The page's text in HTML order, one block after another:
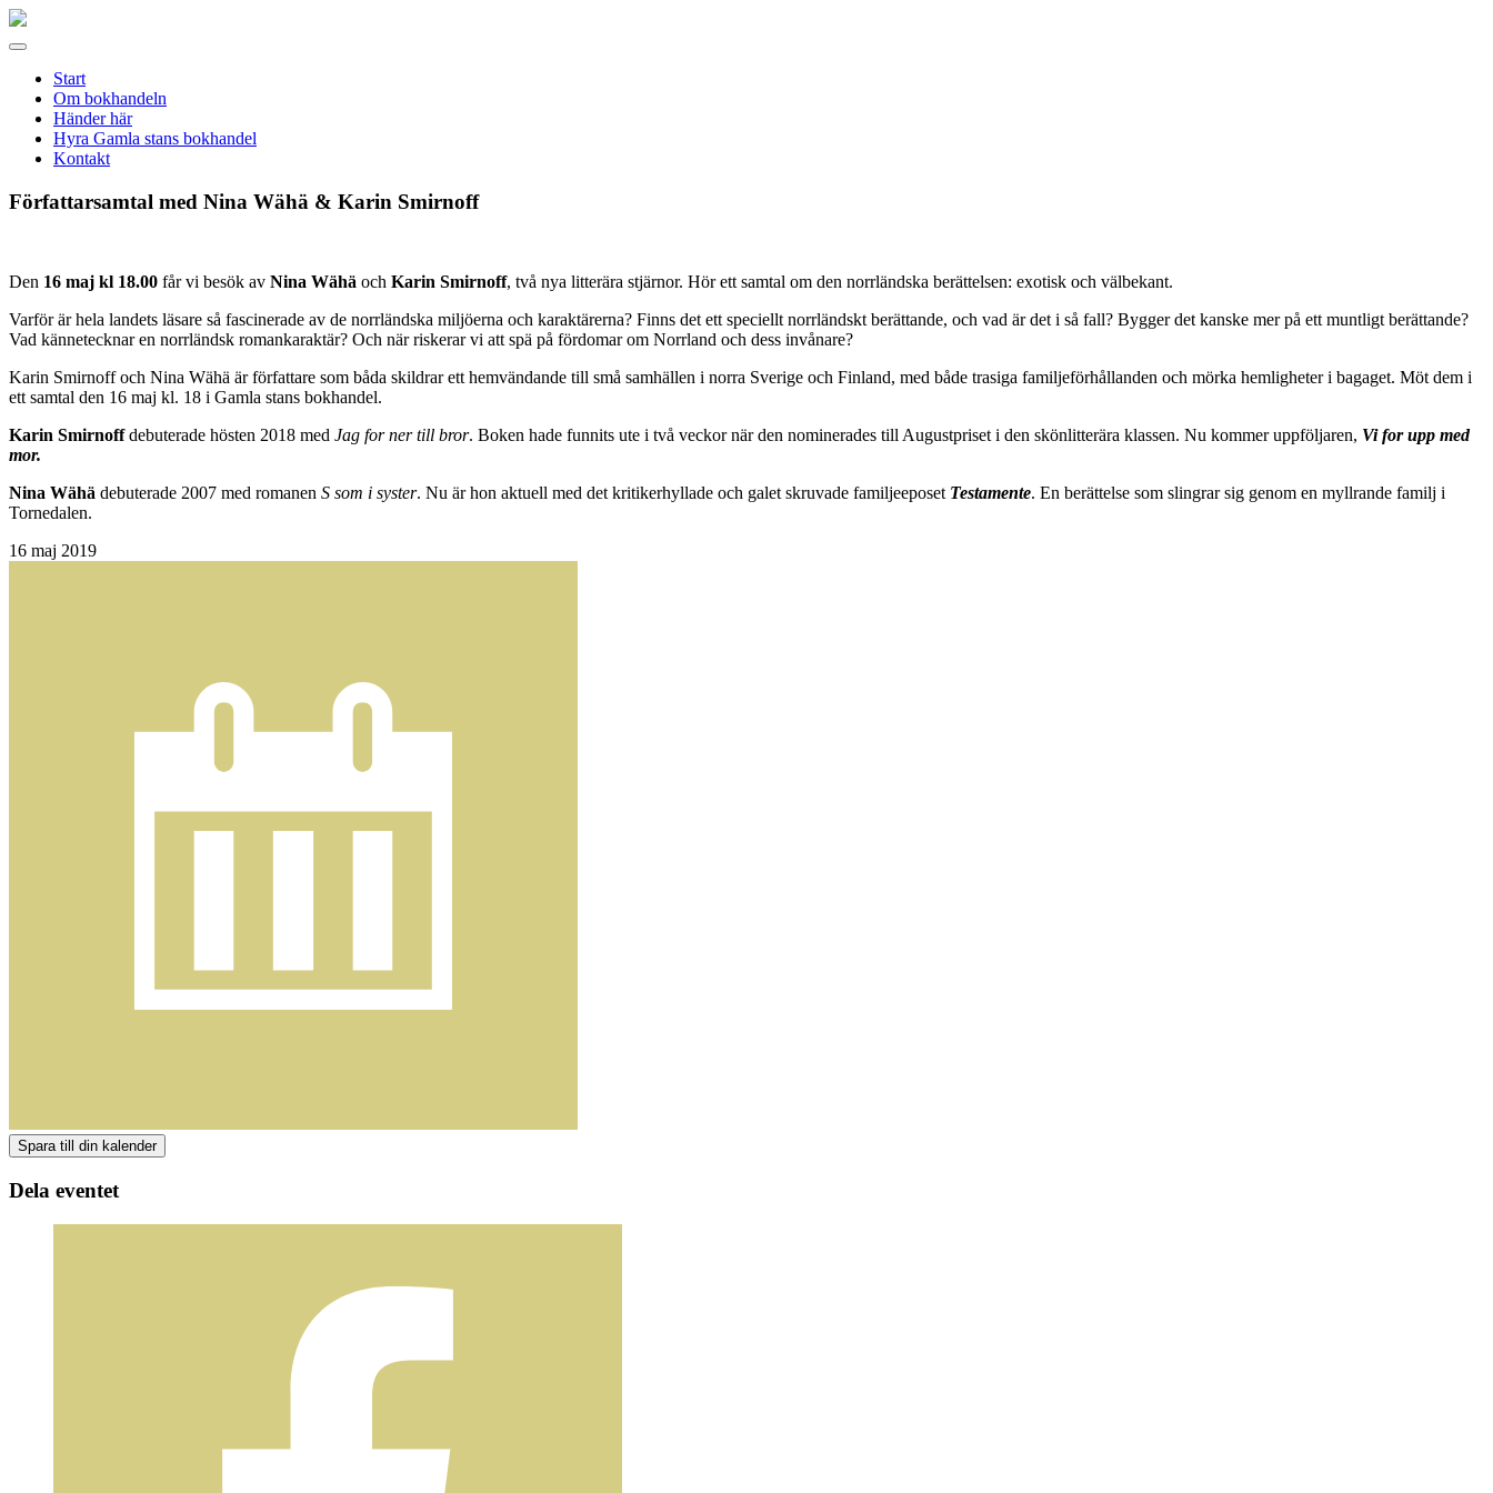
Gamla
Meny
Start
Om bokhandeln
Händer här
Hyra Gamla stans bokhandel
Kontakt
Författarsamtal med Nina Wähä & Karin Smirnoff
Den 16 maj kl 18.00 får vi besök av Nina Wähä och Karin Smirnoff, två nya litterära stjärnor. Hör ett samtal om den norrländska berättelsen: exotisk och välbekant.
Varför är hela landets läsare så fascinerade av de norrländska miljöerna och karaktärerna? Finns det ett speciellt norrländskt berättande, och vad är det i så fall? Bygger det kanske mer på ett muntligt berättande?
Vad kännetecknar en norrländsk romankaraktär? Och när riskerar vi att spä på fördomar om Norrland och dess invånare?
Karin Smirnoff och Nina Wähä är författare som båda skildrar ett hemvändande till små samhällen i norra Sverige och Finland, med både trasiga familjeförhållanden och mörka hemligheter i bagaget. Möt dem i
ett samtal den 16 maj kl. 18 i Gamla stans bokhandel.
Karin Smirnoffdebuterade hösten 2018 med Jag for ner till bror. Boken hade funnits ute i två veckor när den nominerades till Augustpriset i den skönlitterära klassen. Nu kommer uppföljaren, Vi for upp med
mor.
Nina Wähä debuterade 2007 med romanen S som i syster. Nu är hon aktuell med det kritikerhyllade och galet skruvade familjeeposet Testamente. En berättelse som slingrar sig genom en myllrande familj i
Tornedalen.
16 maj 2019
Dela eventet